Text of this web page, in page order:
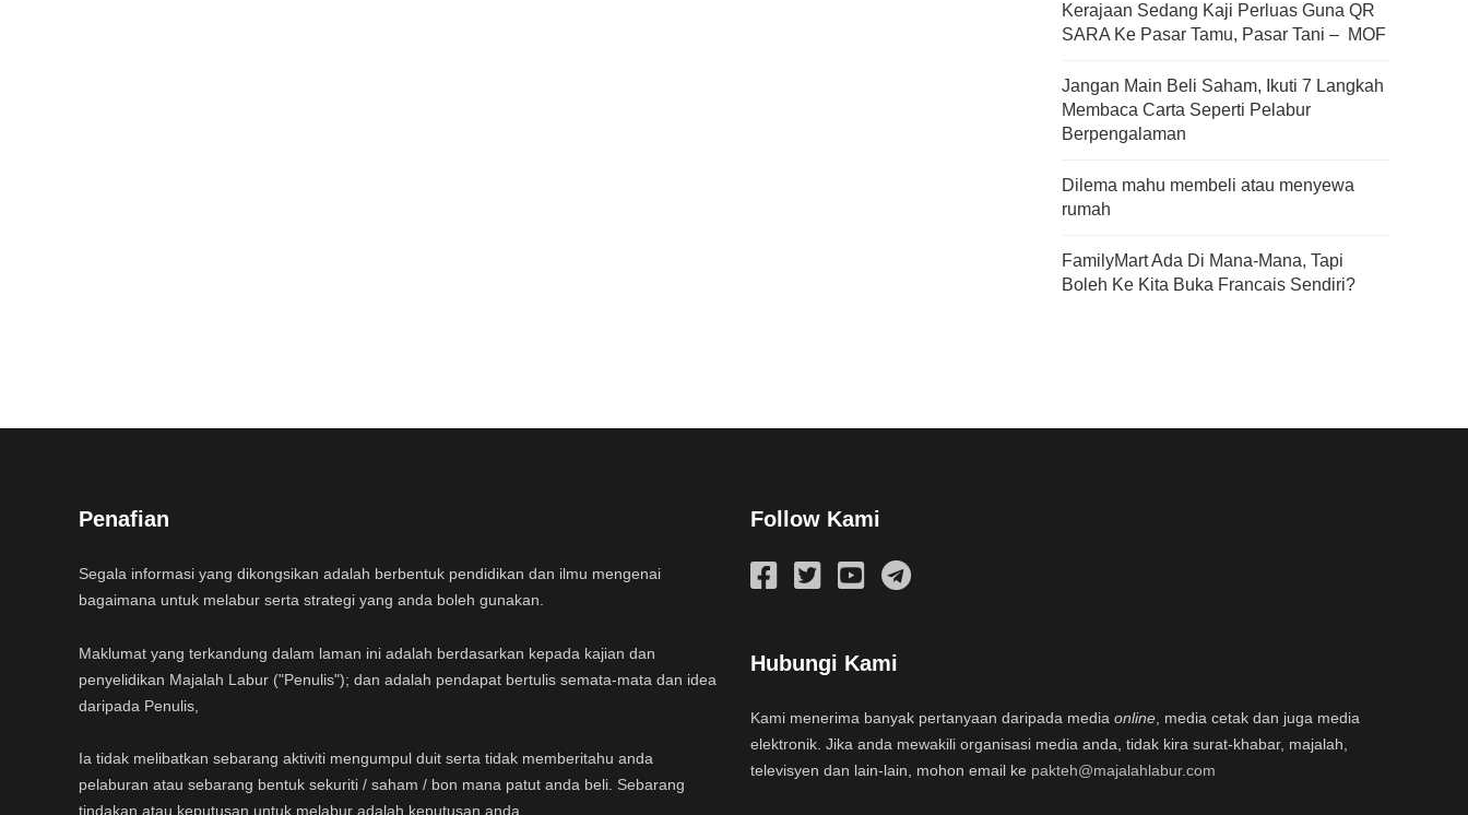
Kerajaan Sedang Kaji Perluas Guna QR
SARA Ke Pasar Tamu, Pasar Tani – MOF
Jangan Main Beli Saham, Ikuti 7 Langkah
Membaca Carta Seperti Pelabur
Berpengalaman
Dilema mahu membeli atau menyewa
rumah
FamilyMart Ada Di Mana-Mana, Tapi
Boleh Ke Kita Buka Francais Sendiri?
Penafian
Segala informasi yang dikongsikan adalah berbentuk pendidikan dan ilmu mengenai
bagaimana untuk melabur serta strategi yang anda boleh gunakan.
Maklumat yang terkandung dalam laman ini adalah berdasarkan kepada kajian dan
penyelidikan Majalah Labur ("Penulis"); dan adalah pendapat bertulis semata-mata dan idea
daripada Penulis,
Ia tidak melibatkan sebarang aktiviti mengumpul duit serta tidak memberitahu anda
pelaburan atau sebarang bentuk sekuriti / saham / bon mana patut anda beli. Sebarang
tindakan atau keputusan untuk melabur adalah keputusan anda.
Follow Kami
Hubungi Kami
Kami menerima banyak pertanyaan daripada media online , media cetak dan juga media
elektronik. Jika anda mewakili organisasi media anda, tidak kira surat-khabar, majalah,
televisyen dan lain-lain, mohon email ke pakteh@majalahlabur.com